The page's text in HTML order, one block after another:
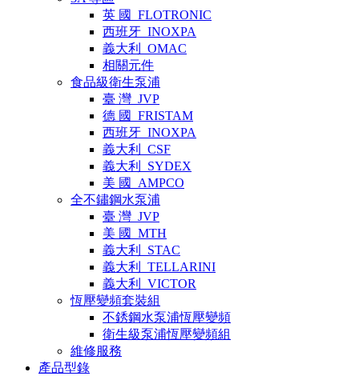
英 國_FLOTRONIC
西班牙_INOXPA
義大利_OMAC
相關元件
食品級衛生泵浦
臺 灣_JVP
德 國_FRISTAM
西班牙_INOXPA
義大利_CSF
義大利_SYDEX
美 國_AMPCO
全不鏽鋼水泵浦
臺 灣_JVP
美 國_MTH
義大利_STAC
義大利_TELLARINI
義大利_VICTOR
恆壓變頻套裝組
不銹鋼水泵浦恆壓變頻
衛生級泵浦恆壓變頻組
維修服務
產品型錄